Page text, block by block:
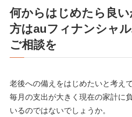
何からはじめたら良
方はauフィナンシャ
ご相談を
老後への備えをはじめたいと考え
毎月の支出が大きく現在の家計に
いるのではないでしょうか。